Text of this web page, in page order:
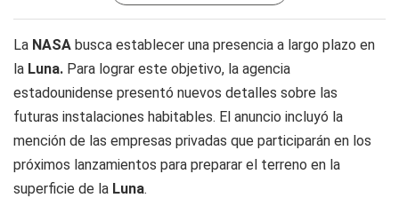
La NASA busca establecer una presencia a largo plazo en
la Luna. Para lograr este objetivo, la agencia
estadounidense presentó nuevos detalles sobre las
futuras instalaciones habitables. El anuncio incluyó la
mención de las empresas privadas que participarán en los
próximos lanzamientos para preparar el terreno en la
superficie de la Luna.